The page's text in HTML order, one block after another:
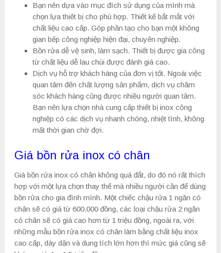
Bạn nên dựa vào mục đích sử dụng của mình mà
chọn lựa thiết bị cho phù hợp. Thiết kế bắt mắt với
chất liệu cao cấp. Góp phần tạo cho bạn một không
gian bếp công nghiệp hiện đại, chuyên nghiệp.
Bồn rửa dễ vệ sinh, làm sạch. Thiết bị được gia công
từ chất liệu dễ lau chùi được đánh giá cao.
Dịch vụ hỗ trợ khách hàng của đơn vị tốt. Ngoài việc
quan tâm đến chất lượng sản phẩm, dịch vụ chăm
sóc khách hàng cũng được nhiều người quan tâm.
Bạn nên lựa chọn nhà cung cấp thiết bị inox công
nghiệp có các dịch vụ nhanh chóng, nhiệt tình, không
mất thời gian chờ đợi.
Giá bồn rửa inox có chân
Giá bồn rửa inox có chân không quá đắt, do đó nó rất thích
hợp với một lựa chọn thay thế mà nhiều người cần để dùng
bồn rửa cho gia đình mình. Một chiếc chậu rửa 1 ngăn có
chân sẽ có giá từ 600.000 đồng, các loại chậu rửa 2 ngăn
có chân sẽ có giá cao hơn từ 1 triệu đồng, ngoài ra, với
những mẫu bồn rửa inox có chân làm bằng chất liệu inox
cao cấp, dày dặn và dung tích lớn hơn thì mức giá cũng sẽ